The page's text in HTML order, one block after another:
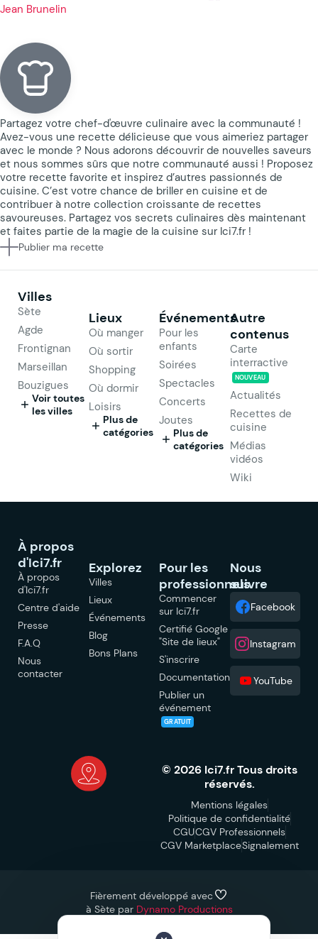
Jean Brunelin
Partagez votre chef-d'œuvre culinaire avec la communauté !
Avez-vous une recette délicieuse que vous aimeriez partager
avec le monde ? Nous adorons découvrir de nouvelles saveurs
et nous sommes sûrs que notre communauté aussi ! Proposez
votre recette favorite et inspirez d’autres passionnés de
cuisine. C’est votre chance de briller en cuisine et de
contribuer à notre collection croissante de recettes
savoureuses. Partagez vos secrets culinaires dès maintenant
et faites partie de la magie de la cuisine sur Ici7.fr !
Publier ma recette
Villes
Sète
Agde
Frontignan
Marseillan
Bouzigues
Voir toutes
les villes
Lieux
Où manger
Où sortir
Shopping
Où dormir
Loisirs
Plus de
catégories
Événements
Pour les
enfants
Soirées
Spectacles
Concerts
Joutes
Plus de
catégories
Autre
contenus
Carte
interractive
NOUVEAU
Actualités
Recettes de
cuisine
Médias
vidéos
Wiki
À propos
d'Ici7.fr
À propos
d'Ici7.fr
Centre d'aide
Presse
F.A.Q
Nous
contacter
Explorez
Villes
Lieux
Événements
Blog
Bons Plans
Pour les
professionnels
Commencer
sur Ici7.fr
Certifié Google
"Site de lieux"
S'inscrire
Documentation
Publier un
événement
GRATUIT
Nous
suivre
Facebook
Instagram
YouTube
© 2026 Ici7.fr Tous droits
réservés.
Mentions légales
Politique de confidentialité
CGUCGV Professionnels
CGV MarketplaceSignalement
Fièrement développé avec
à Sète par Dynamo Productions